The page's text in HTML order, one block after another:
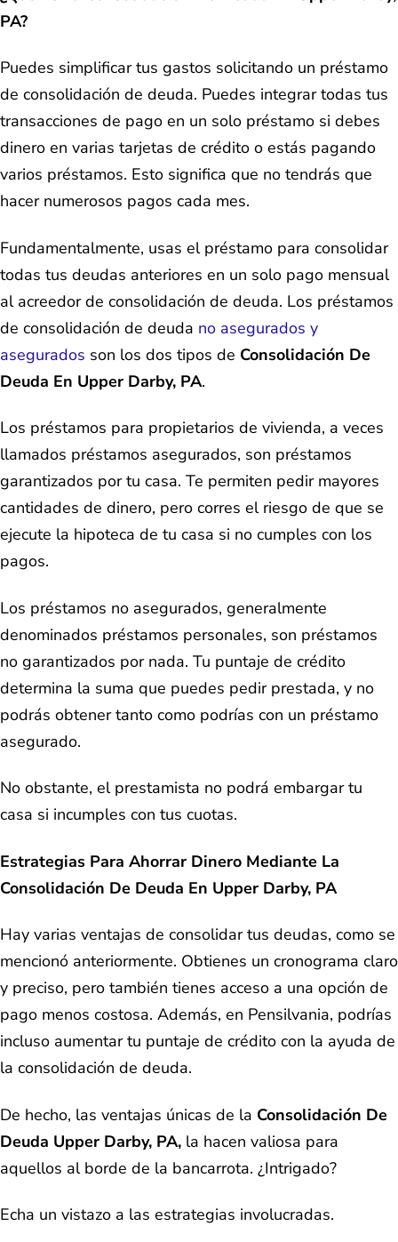
PA?
Puedes simplificar tus gastos solicitando un préstamo
de consolidación de deuda. Puedes integrar todas tus
transacciones de pago en un solo préstamo si debes
dinero en varias tarjetas de crédito o estás pagando
varios préstamos. Esto significa que no tendrás que
hacer numerosos pagos cada mes.
Fundamentalmente, usas el préstamo para consolidar
todas tus deudas anteriores en un solo pago mensual
al acreedor de consolidación de deuda. Los préstamos
de consolidación de deuda no asegurados y
asegurados son los dos tipos de Consolidación De
Deuda En Upper Darby, PA.
Los préstamos para propietarios de vivienda, a veces
llamados préstamos asegurados, son préstamos
garantizados por tu casa. Te permiten pedir mayores
cantidades de dinero, pero corres el riesgo de que se
ejecute la hipoteca de tu casa si no cumples con los
pagos.
Los préstamos no asegurados, generalmente
denominados préstamos personales, son préstamos
no garantizados por nada. Tu puntaje de crédito
determina la suma que puedes pedir prestada, y no
podrás obtener tanto como podrías con un préstamo
asegurado.
No obstante, el prestamista no podrá embargar tu
casa si incumples con tus cuotas.
Estrategias Para Ahorrar Dinero Mediante La
Consolidación De Deuda En Upper Darby, PA
Hay varias ventajas de consolidar tus deudas, como se
mencionó anteriormente. Obtienes un cronograma claro
y preciso, pero también tienes acceso a una opción de
pago menos costosa. Además, en Pensilvania, podrías
incluso aumentar tu puntaje de crédito con la ayuda de
la consolidación de deuda.
De hecho, las ventajas únicas de la Consolidación De
Deuda Upper Darby, PA, la hacen valiosa para
aquellos al borde de la bancarrota. ¿Intrigado?
Echa un vistazo a las estrategias involucradas.